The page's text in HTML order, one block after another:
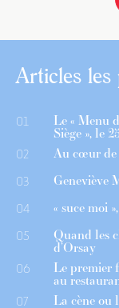
Articles les
01 Le « Menu
Siège », le
02 Au cœur de
03 Geneviève
04 « suce moi
05 Quand les
d’Orsay
06 Le premier
au
07 La cène ou